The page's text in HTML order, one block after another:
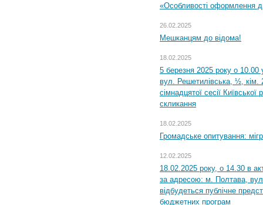
«Особливості оформлення
26.02.2025
Мешканцям до відома!
18.02.2025
5 березня 2025 року о 10.00
вул. Решетилівська, ½, кім.
сімнадцятої сесії
скликання
18.02.2025
Громадське опитування:
12.02.2025
18.02.2025 року, о 14.30 в
за адресою: м. Полтава,
відбудеться публічне
бюджетних програм